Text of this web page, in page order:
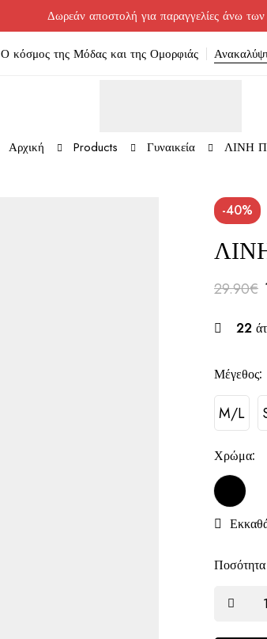
Δωρεάν αποστολή για παραγγελίες άνω
Ο κόσμος της Μόδας και της Ομορφιάς
Αρχική Products Γυναικεία ΛΙΝΗ
-40%
29.90€
22
Μέγεθος:
M/L
Χρώμα:
Ποσότητα